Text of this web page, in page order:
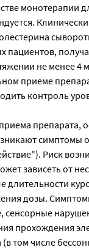
монотерапии
пациентов,
не менее 4
приеме
контроль
препарата,
симптомы
Риск
зависеть от
длительности
дозы.
сенсорные
прохождения
том числе